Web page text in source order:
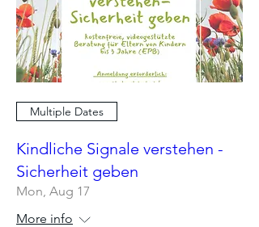
Multiple Dates
Kindliche Signale verstehen -
Sicherheit geben
Mon, Aug 17
More info